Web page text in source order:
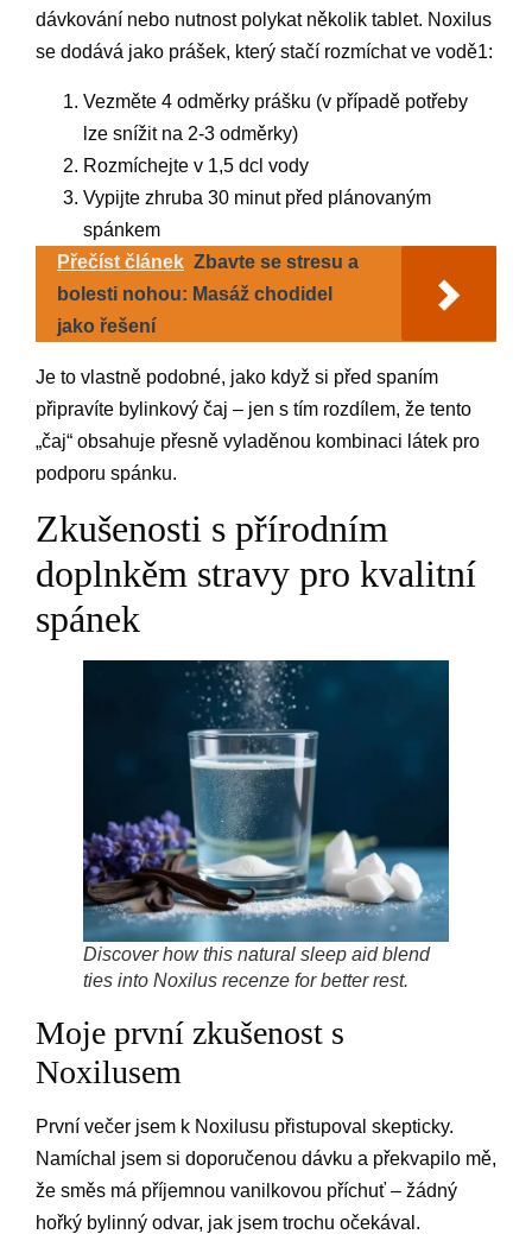
dávkování nebo nutnost polykat několik tablet. Noxilus
se dodává jako prášek, který stačí rozmíchat ve vodě1:
Vezměte 4 odměrky prášku (v případě potřeby
lze snížit na 2-3 odměrky)
Rozmíchejte v 1,5 dcl vody
Vypijte zhruba 30 minut před plánovaným
spánkem
Přečíst článek Zbavte se stresu a
bolesti nohou: Masáž chodidel
jako řešení
Je to vlastně podobné, jako když si před spaním
připravíte bylinkový čaj – jen s tím rozdílem, že tento
„čaj“ obsahuje přesně vyladěnou kombinaci látek pro
podporu spánku.
Zkušenosti s přírodním
doplnkěm stravy pro kvalitní
spánek
Discover how this natural sleep aid blend
ties into Noxilus recenze for better rest.
Moje první zkušenost s
Noxilusem
První večer jsem k Noxilusu přistupoval skepticky.
Namíchal jsem si doporučenou dávku a překvapilo mě,
že směs má příjemnou vanilkovou příchuť – žádný
hořký bylinný odvar, jak jsem trochu očekával.